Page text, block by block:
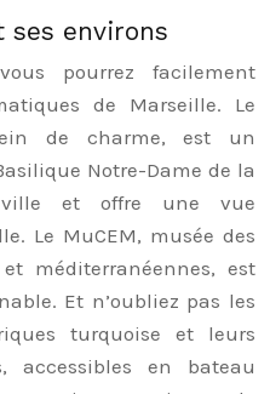
ses environs
pourrez facilement
de Marseille. Le
de charme, est un
Notre-Dame de la
et offre une vue
Le MuCEM, musée des
méditerranéennes, est
Et n’oubliez pas les
turquoise et leurs
accessibles en bateau